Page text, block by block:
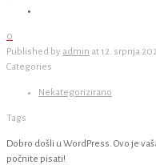
0
Published by admin at12. srpnja
Categories
Nekategorizirano
Tags
Dobro došli u WordPress. Ovo je
počnite pisati!